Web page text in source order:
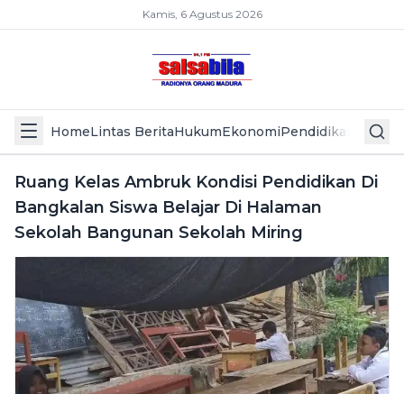
Kamis, 6 Agustus 2026
HomeLintas BeritaHukumEkonomiPendidikan Politik
Ruang Kelas Ambruk Kondisi Pendidikan Di
Bangkalan Siswa Belajar Di Halaman
Sekolah Bangunan Sekolah Miring